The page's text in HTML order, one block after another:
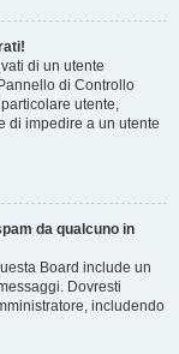
​​di un utente
di Controllo
utente,
di impedire a un utente
da qualcuno in
Board include un
Dovresti
includendo